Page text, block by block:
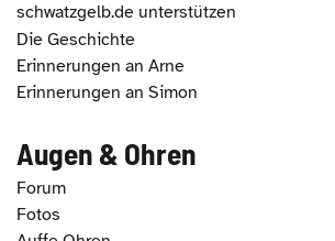
schwatzgelb.de unterstützen
Die Geschichte
Erinnerungen an Arne
Erinnerungen an Simon
Augen & Ohren
Forum
Fotos